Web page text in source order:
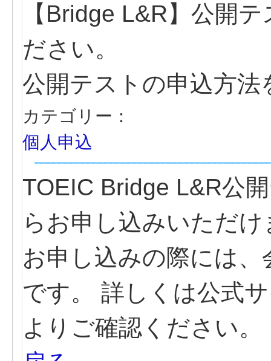
【Bridge L&R】公開
ださい。
公開テストの申込方
カテゴリー：
個人申込
TOEIC Bridge L&R公
らお申し込みいただけ
お申し込みの際には
です。 詳しくは公式
よりご確認ください。